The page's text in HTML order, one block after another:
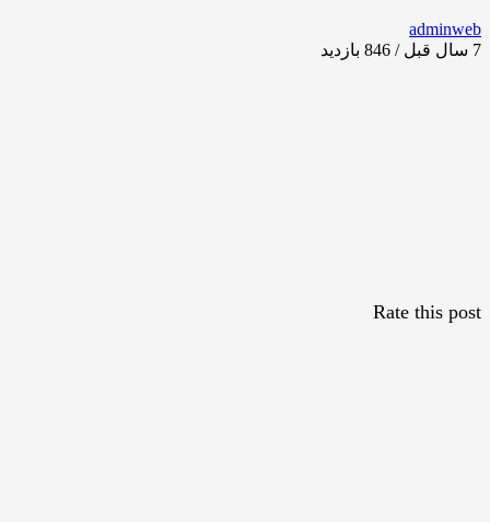
adminweb
7 سال قبل / 846
بازدید
Rate this post